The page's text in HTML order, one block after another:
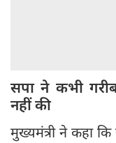
सपा ने कभी
नहीं की
मुख्यमंत्री ने कहा